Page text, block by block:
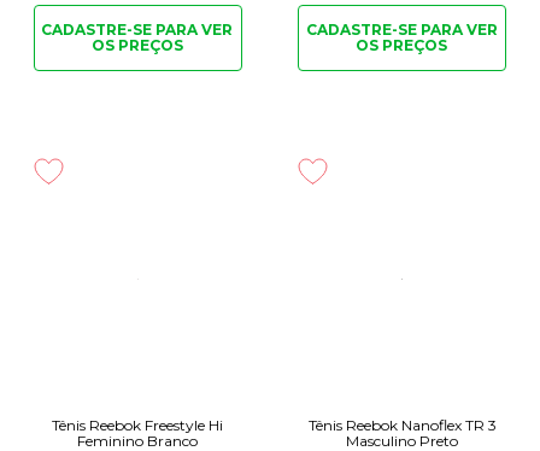
CADASTRE-SE PARAVER
OS PREÇOS
CADASTRE-SE PARAVER
OS PREÇOS
Tênis Reebok Freestyle Hi
Feminino Branco
Tênis Reebok Nanoflex TR 3
Masculino Preto